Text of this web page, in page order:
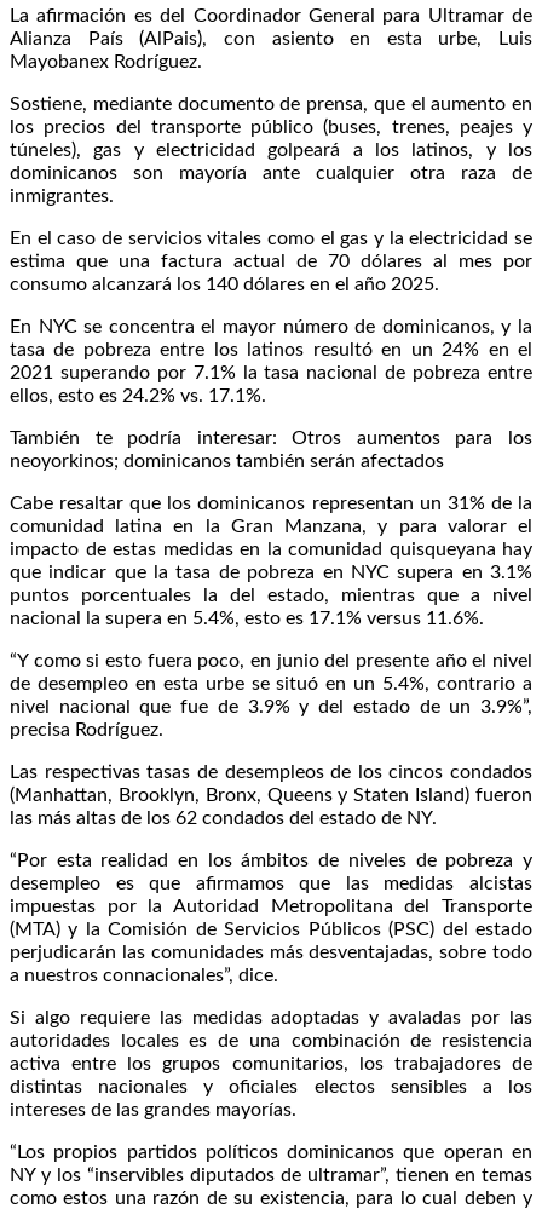
La afirmación es del Coordinador General para Ultramar de
Alianza País (AlPais), con asiento en esta urbe, Luis
Mayobanex Rodríguez.
Sostiene, mediante documento de prensa, que el aumento en
los precios del transporte público (buses, trenes, peajes y
túneles), gas y electricidad golpeará a los latinos, y los
dominicanos son mayoría ante cualquier otra raza de
inmigrantes.
En el caso de servicios vitales como el gas y la electricidad se
estima que una factura actual de 70 dólares al mes por
consumo alcanzará los 140 dólares en el año 2025.
En NYC se concentra el mayor número de dominicanos, y la
tasa de pobreza entre los latinos resultó en un 24% en el
2021 superando por 7.1% la tasa nacional de pobreza entre
ellos, esto es 24.2% vs. 17.1%.
También te podría interesar: Otros aumentos para los
neoyorkinos; dominicanos también serán afectados
Cabe resaltar que los dominicanos representan un 31% de la
comunidad latina en la Gran Manzana, y para valorar el
impacto de estas medidas en la comunidad quisqueyana hay
que indicar que la tasa de pobreza en NYC supera en 3.1%
puntos porcentuales la del estado, mientras que a nivel
nacional la supera en 5.4%, esto es 17.1% versus 11.6%.
“Y como si esto fuera poco, en junio del presente año el nivel
de desempleo en esta urbe se situó en un 5.4%, contrario a
nivel nacional que fue de 3.9% y del estado de un 3.9%”,
precisa Rodríguez.
Las respectivas tasas de desempleos de los cincos condados
(Manhattan, Brooklyn, Bronx, Queens y Staten Island) fueron
las más altas de los 62 condados del estado de NY.
“Por esta realidad en los ámbitos de niveles de pobreza y
desempleo es que afirmamos que las medidas alcistas
impuestas por la Autoridad Metropolitana del Transporte
(MTA) y la Comisión de Servicios Públicos (PSC) del estado
perjudicarán las comunidades más desventajadas, sobre todo
a nuestros connacionales”, dice.
Si algo requiere las medidas adoptadas y avaladas por las
autoridades locales es de una combinación de resistencia
activa entre los grupos comunitarios, los trabajadores de
distintas nacionales y oficiales electos sensibles a los
intereses de las grandes mayorías.
“Los propios partidos políticos dominicanos que operan en
NY y los “inservibles diputados de ultramar”, tienen en temas
como estos una razón de su existencia, para lo cual deben y